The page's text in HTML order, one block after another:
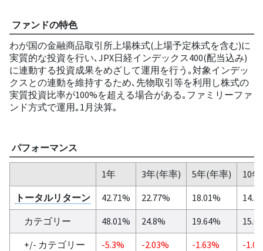
ファンドの特色
わが国の金融商品取引所上場株式(上場予定株式を含む)に
実質的な投資を行い､JPX日経インデックス400(配当込み)
に連動する投資成果をめざして運用を行う｡対象インデッ
クスとの連動を維持するため､先物取引等を利用し株式の
実質投資比率が100%を超える場合がある｡ファミリーファ
ンド方式で運用｡1月決算｡
パフォーマンス
1年 3年(年率) 5年(年率)
10
トータルリターン
42.71% 22.77% 18.01%
カテゴリー
48.01% 24.8% 19.64%
+/- カテゴリー
-5.3% -2.03% -1.63%
-